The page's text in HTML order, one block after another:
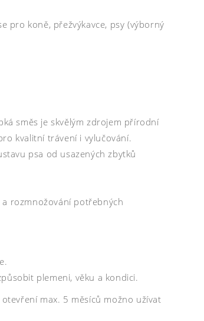
pro koně, přežvýkavce, psy (výborný
směs je skvělým zdrojem přírodní
kvalitní trávení i vylučování.
psa od usazených zbytků
rozmnožování potřebných
plemeni, věku a kondici.
otevření max. 5 měsíců možno užívat